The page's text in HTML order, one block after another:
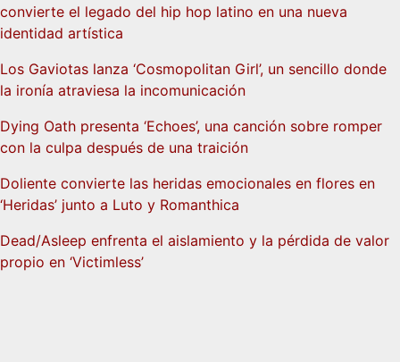
convierte el legado del hip hop latino en una nueva
identidad artística
Los Gaviotas lanza ‘Cosmopolitan Girl’, un sencillo donde
la ironía atraviesa la incomunicación
Dying Oath presenta ‘Echoes’, una canción sobre romper
con la culpa después de una traición
Doliente convierte las heridas emocionales en flores en
‘Heridas’ junto a Luto y Romanthica
Dead/Asleep enfrenta el aislamiento y la pérdida de valor
propio en ‘Victimless’